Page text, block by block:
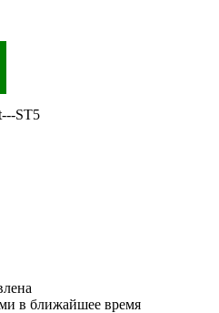
ST5
в ближайшее время